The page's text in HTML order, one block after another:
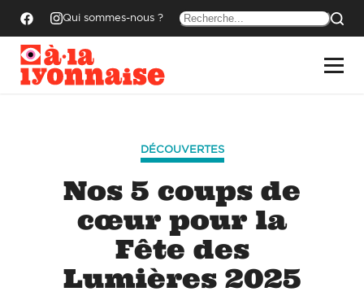
Qui sommes-nous ?
DÉCOUVERTES
Nos 5 coups de
cœur pour la
Fête des
Lumières 2025